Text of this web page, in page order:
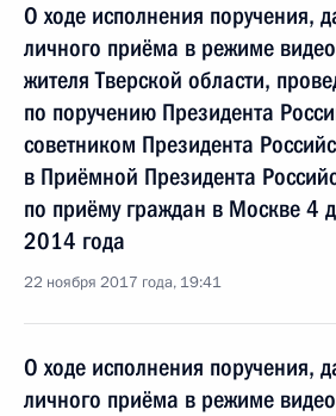
О ходе исполнения поручения,
личного приёма в режиме
жителя Тверской области,
по поручению Президента
советником Президента
в Приёмной Президента
по приёму граждан в Москве 4
2014 года
22 ноября 2017 года, 19:41
О ходе исполнения поручения,
личного приёма в режиме